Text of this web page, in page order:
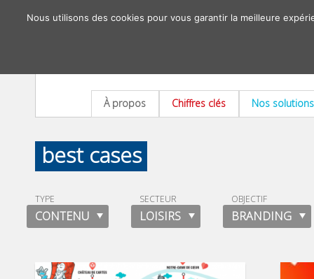
À propos Chiffres clés Nos solutions
best cases
TYPE
CONTENU
SECTEUR
LOISIRS
OBJECTIF
BRANDING
Nous utilisons des cookies pour vous garantir la meilleure